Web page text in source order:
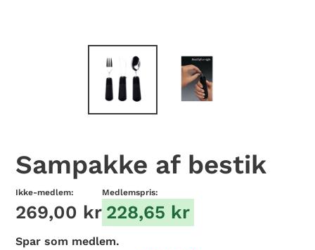
Sampakke af bestik
Ikke-medlem:
269,00 kr
Medlemspris:
228,65 kr
Spar som medlem.